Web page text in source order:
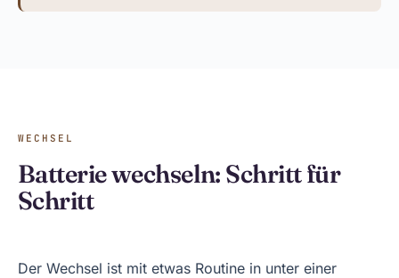
WECHSEL
Batterie wechseln: Schritt für
Schritt
Der Wechsel ist mit etwas Routine in unter einer